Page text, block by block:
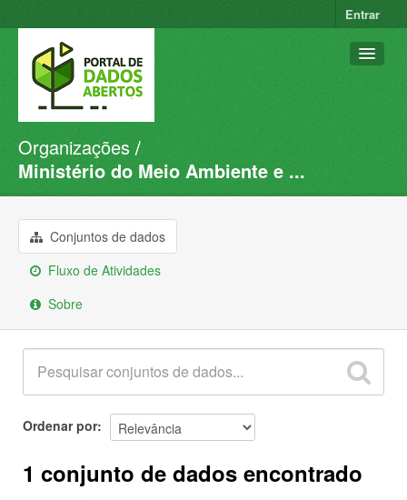
Entrar
Conjuntos de dados
Organizações
Sobre
Organizações
Ministério do Meio Ambiente e ...
Conjuntos de dados
Fluxo de Atividades
Sobre
Ordenar por
1 conjunto de dados encontrado